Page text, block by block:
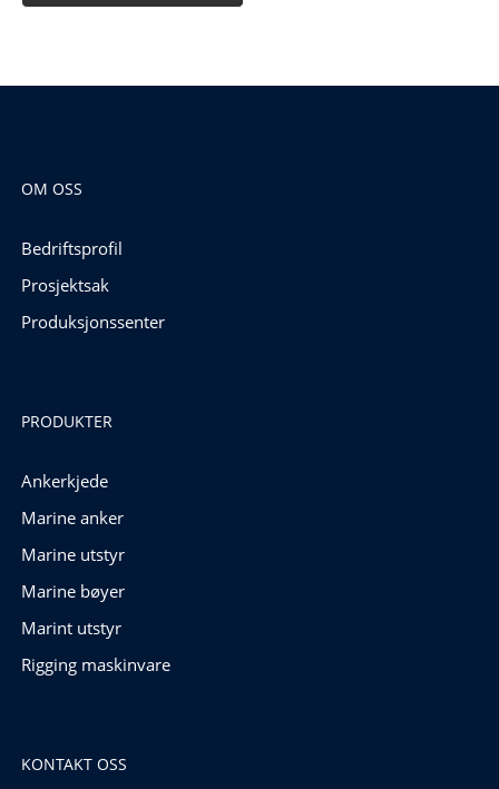
OM OSS
Bedriftsprofil
Prosjektsak
Produksjonssenter
PRODUKTER
Ankerkjede
Marine anker
Marine utstyr
Marine bøyer
Marint utstyr
Rigging maskinvare
KONTAKT OSS